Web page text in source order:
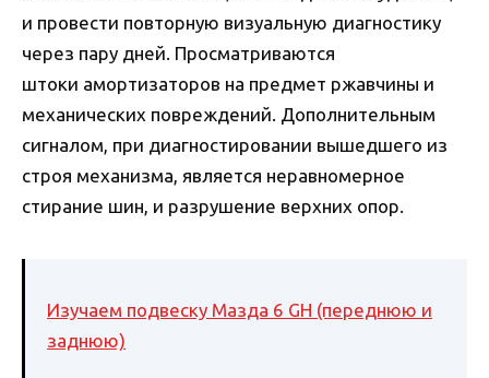
и провести повторную визуальную диагностику
через пару дней. Просматриваются
штоки амортизаторов на предмет ржавчины и
механических повреждений. Дополнительным
сигналом, при диагностировании вышедшего из
строя механизма, является неравномерное
стирание шин, и разрушение верхних опор.
Изучаем подвеску Мазда 6 GH (переднюю и
заднюю)